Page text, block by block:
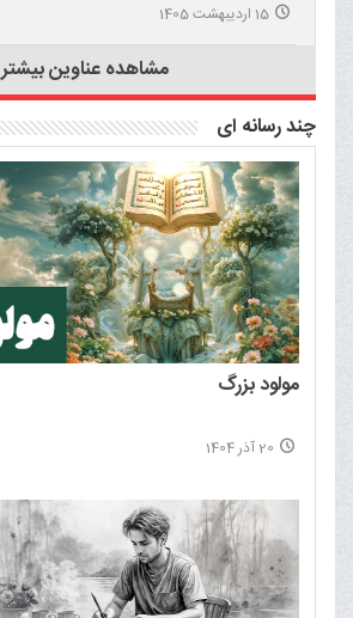
15 اردیبهشت 1405
مشاهده عناوین بیشتر
چند رسانه ای
مولود بزرگ
20 آذر 1404